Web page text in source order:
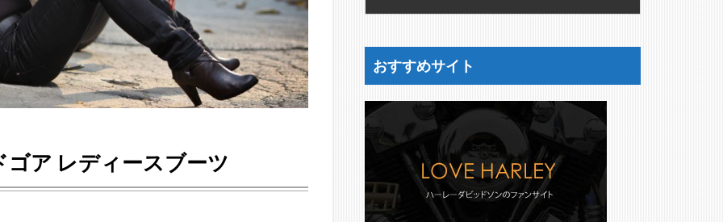
ゴア レディースブーツ
おすすめサイト